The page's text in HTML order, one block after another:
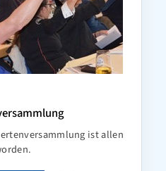
ist allen